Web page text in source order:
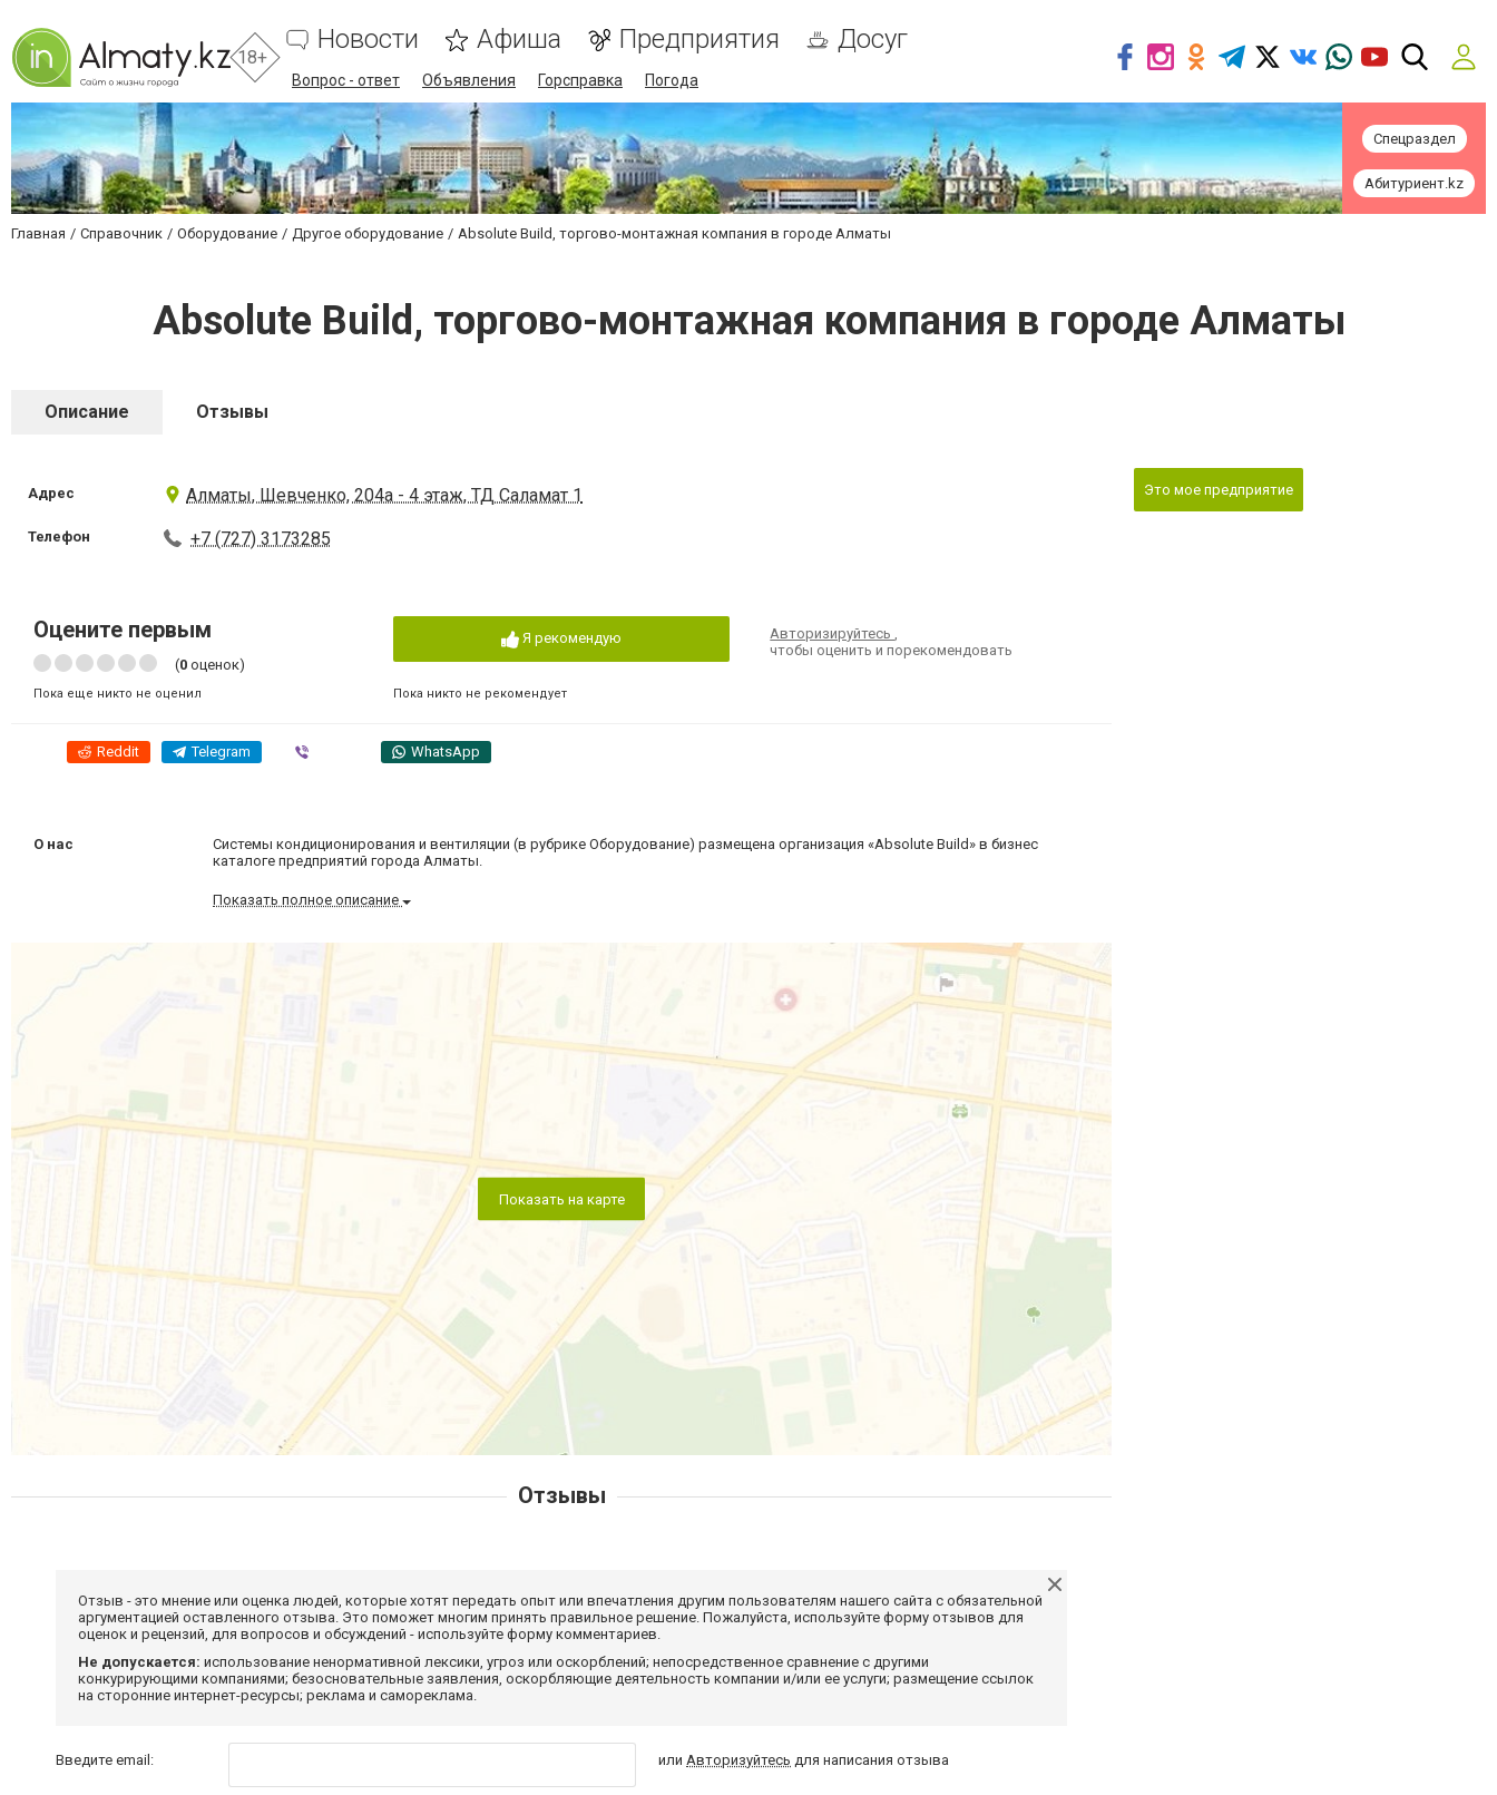
18+
Новости Афиша Предприятия Досуг
Вопрос - ответ Объявления Горсправка Погода
Спецраздел
Абитуриент.kz
Главная Справочник Оборудование Другое оборудование Absolute Build, торгово-монтажная компания в городе Алматы
Absolute Build, торгово-монтажная компания в городе Алматы
Описание Отзывы
Адрес Алматы, Шевченко, 204а - 4 этаж, ТД Саламат 1
Телефон +7 (727) 3173285
Оцените первым
(0 оценок)
Пока еще никто не оценил
Я рекомендую
Пока никто не рекомендует
Авторизируйтесь,
чтобы оценить и порекомендовать
Reddit Telegram WhatsApp
О нас
Системы кондиционирования и вентиляции (в рубрике Оборудование) размещена организация «Absolute Build» в бизнес
каталоге предприятий города Алматы.
Показать полное описание
Показать на карте
Это мое предприятие
Отзывы
Отзыв - это мнение или оценка людей, которые хотят передать опыт или впечатления другим пользователям нашего сайта с обязательной
аргументацией оставленного отзыва. Это поможет многим принять правильное решение. Пожалуйста, используйте форму отзывов для
оценок и рецензий, для вопросов и обсуждений - используйте форму комментариев.
Не допускается: использование ненормативной лексики, угроз или оскорблений; непосредственное сравнение с другими
конкурирующими компаниями; безосновательные заявления, оскорбляющие деятельность компании и/или ее услуги; размещение ссылок
на сторонние интернет-ресурсы; реклама и самореклама.
Введите email: или Авторизуйтесь для написания отзыва